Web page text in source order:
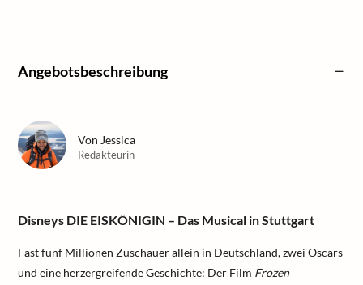
Angebotsbeschreibung
Disneys DIE EISKÖNIGIN – Das Musical in Stuttgart
Fast fünf Millionen Zuschauer allein in Deutschland, zwei Oscars
und eine herzergreifende Geschichte: Der Film Frozen
Von Jessica
Redakteurin